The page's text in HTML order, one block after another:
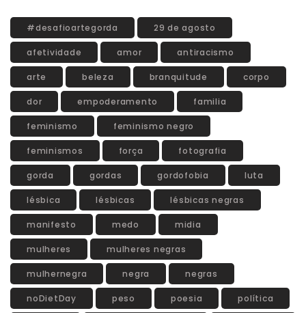
#desafioartegorda 29 de agosto
afetividade amor antiracismo
arte beleza branquitude corpo
dor empoderamento familia
feminismo feminismo negro
feminismos força fotografia
gorda gordas gordofobia luta
lésbica lésbicas lésbicas negras
manifesto medo midia
mulheres mulheres negras
mulhernegra negra negras
noDietDay peso poesia política